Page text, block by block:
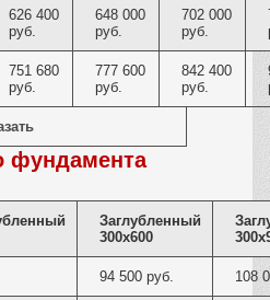
626 400
руб.
648 000
руб.
702 000
руб.
751 680
руб.
777 600
руб.
842 400
руб.
фундамента
Заглубленный
300х600
94 500 руб. 108